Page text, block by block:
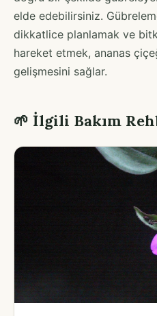
elde edebilirsiniz.
dikkatlice planlamak ve
hareket etmek, ananas
gelişmesini sağlar.
🌱 İlgili Bakım